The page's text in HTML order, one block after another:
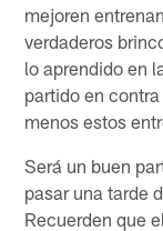
mejoren
verdaderos
lo aprendido en
partido en
menos estos
Será un buen
pasar una tarde
Recuerden que